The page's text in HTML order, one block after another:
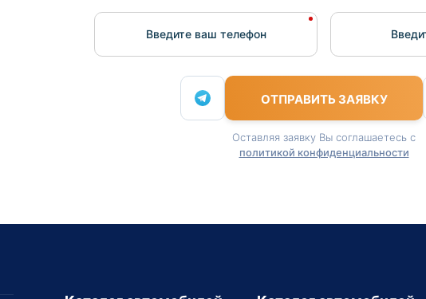
Введите ваш телефон
ОТПРАВИТЬ ЗАЯВКУ
Оставляя заявку Вы соглашаетесь с
политикой конфиденциальности